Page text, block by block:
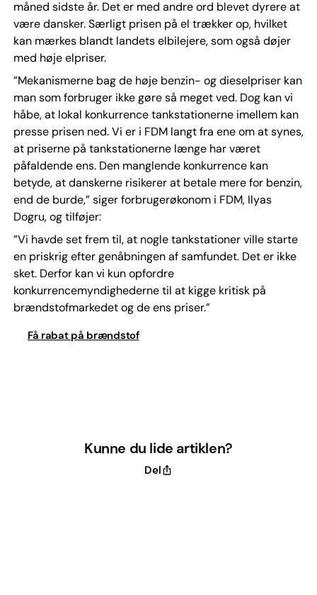
måned sidste år. Det er med andre ord blevet dyrere at
være dansker. Særligt prisen på el trækker op, hvilket
kan mærkes blandt landets elbilejere, som også døjer
med høje elpriser.
”Mekanismerne bag de høje benzin- og dieselpriser kan
man som forbruger ikke gøre så meget ved. Dog kan vi
håbe, at lokal konkurrence tankstationerne imellem kan
presse prisen ned. Vi er i FDM langt fra ene om at synes,
at priserne på tankstationerne længe har været
påfaldende ens. Den manglende konkurrence kan
betyde, at danskerne risikerer at betale mere for benzin,
end de burde,” siger forbrugerøkonom i FDM, Ilyas
Dogru, og tilføjer:
”Vi havde set frem til, at nogle tankstationer ville starte
en priskrig efter genåbningen af samfundet. Det er ikke
sket. Derfor kan vi kun opfordre
konkurrencemyndighederne til at kigge kritisk på
brændstofmarkedet og de ens priser.”
Få rabat på brændstof
Kunne du lide artiklen?
Del